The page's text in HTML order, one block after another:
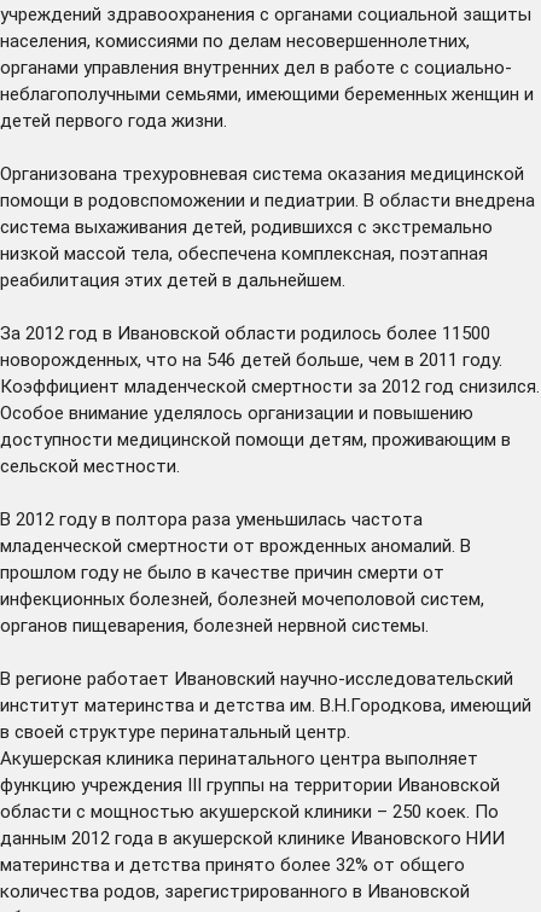
учреждений здравоохранения с органами социальной защиты
населения, комиссиями по делам несовершеннолетних,
органами управления внутренних дел в работе с социально-
неблагополучными семьями, имеющими беременных женщин и
детей первого года жизни.
Организована трехуровневая система оказания медицинской
помощи в родовспоможении и педиатрии. В области внедрена
система выхаживания детей, родившихся с экстремально
низкой массой тела, обеспечена комплексная, поэтапная
реабилитация этих детей в дальнейшем.
За 2012 год в Ивановской области родилось более 11500
новорожденных, что на 546 детей больше, чем в 2011 году.
Коэффициент младенческой смертности за 2012 год снизился.
Особое внимание уделялось организации и повышению
доступности медицинской помощи детям, проживающим в
сельской местности.
В 2012 году в полтора раза уменьшилась частота
младенческой смертности от врожденных аномалий. В
прошлом году не было в качестве причин смерти от
инфекционных болезней, болезней мочеполовой систем,
органов пищеварения, болезней нервной системы.
В регионе работает Ивановский научно-исследовательский
институт материнства и детства им. В.Н.Городкова, имеющий
в своей структуре перинатальный центр.
Акушерская клиника перинатального центра выполняет
функцию учреждения III группы на территории Ивановской
области с мощностью акушерской клиники – 250 коек. По
данным 2012 года в акушерской клинике Ивановского НИИ
материнства и детства принято более 32% от общего
количества родов, зарегистрированного в Ивановской